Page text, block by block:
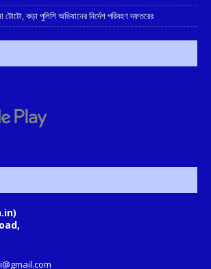
কড়া পুলিশি অভিযানের নির্দেশ পরিবহণ দফতরের